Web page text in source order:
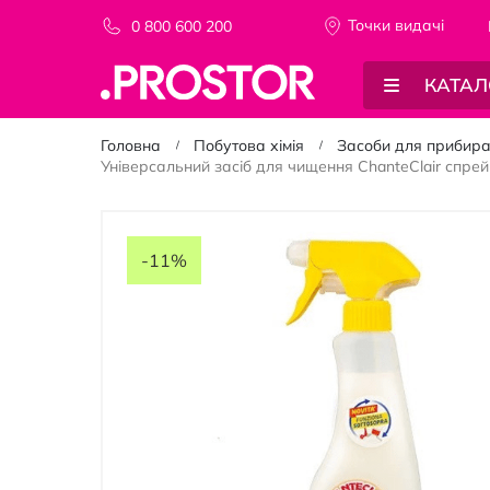
0 800 600 200 Точки видачi
Головна Побутова хімія Засоби для
Універсальний засіб для чищення ChanteClair
галереї
-11%